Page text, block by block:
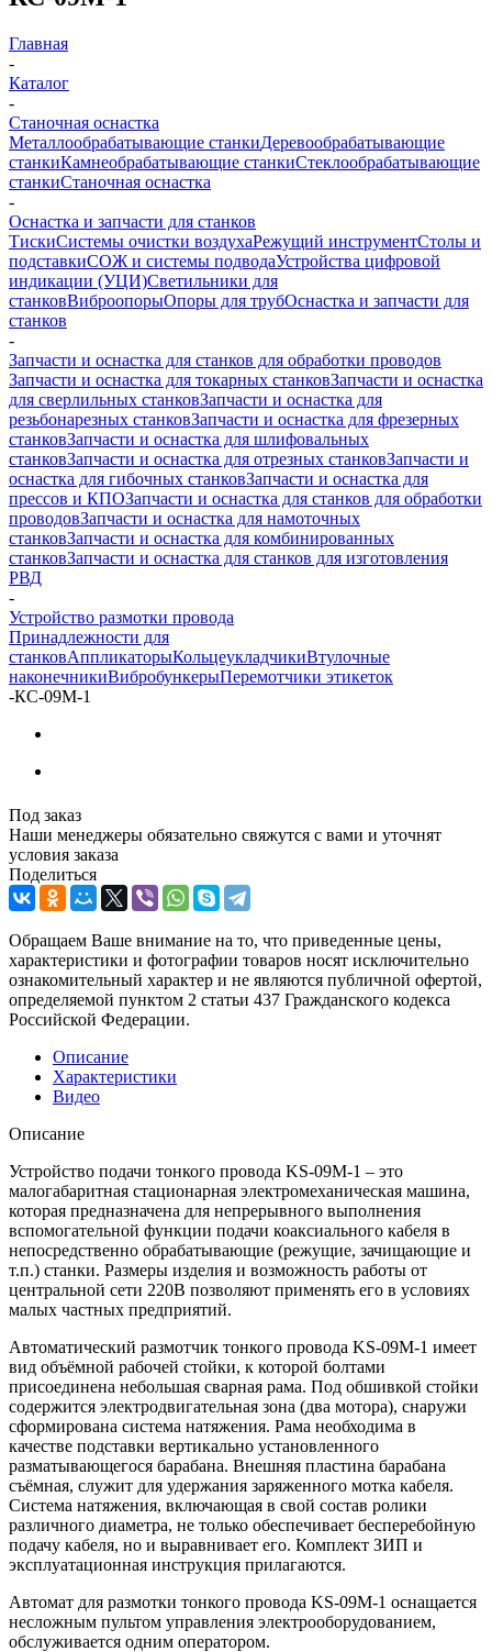
Главная
-
Каталог
-
Станочная оснастка
Металлообрабатывающие станкиДеревообрабатывающие
станкиКамнеобрабатывающие станкиСтеклообрабатывающие
станкиСтаночная оснастка
-
Оснастка и запчасти для станков
ТискиСистемы очистки воздухаРежущий инструментСтолы и
подставкиСОЖ и системы подводаУстройства цифровой
индикации (УЦИ)Светильники для
станковВиброопорыОпоры для трубОснастка и запчасти для
станков
-
Запчасти и оснастка для станков для обработки проводов
Запчасти и оснастка для токарных станковЗапчасти и оснастка
для сверлильных станковЗапчасти и оснастка для
резьбонарезных станковЗапчасти и оснастка для фрезерных
станковЗапчасти и оснастка для шлифовальных
станковЗапчасти и оснастка для отрезных станковЗапчасти и
оснастка для гибочных станковЗапчасти и оснастка для
прессов и КПОЗапчасти и оснастка для станков для обработки
проводовЗапчасти и оснастка для намоточных
станковЗапчасти и оснастка для комбинированных
станковЗапчасти и оснастка для станков для изготовления
РВД
-
Устройство размотки провода
Принадлежности для
станковАппликаторыКольцеукладчикиВтулочные
наконечникиВибробункерыПеремотчики этикеток
-КС-09М-1
Под заказ
Наши менеджеры обязательно свяжутся с вами и уточнят
условия заказа
Поделиться
Обращаем Ваше внимание на то, что приведенные цены,
характеристики и фотографии товаров носят исключительно
ознакомительный характер и не являются публичной офертой,
определяемой пунктом 2 статьи 437 Гражданского кодекса
Российской Федерации.
Описание
Характеристики
Видео
Описание
Устройство подачи тонкого провода KS-09M-1 – это
малогабаритная стационарная электромеханическая машина,
которая предназначена для непрерывного выполнения
вспомогательной функции подачи коаксиального кабеля в
непосредственно обрабатывающие (режущие, зачищающие и
т.п.) станки. Размеры изделия и возможность работы от
центральной сети 220В позволяют применять его в условиях
малых частных предприятий.
Автоматический размотчик тонкого провода KS-09M-1 имеет
вид объёмной рабочей стойки, к которой болтами
присоединена небольшая сварная рама. Под обшивкой стойки
содержится электродвигательная зона (два мотора), снаружи
сформирована система натяжения. Рама необходима в
качестве подставки вертикально установленного
разматывающегося барабана. Внешняя пластина барабана
съёмная, служит для удержания заряженного мотка кабеля.
Система натяжения, включающая в свой состав ролики
различного диаметра, не только обеспечивает бесперебойную
подачу кабеля, но и выравнивает его. Комплект ЗИП и
эксплуатационная инструкция прилагаются.
Автомат для размотки тонкого провода KS-09M-1 оснащается
несложным пультом управления электрооборудованием,
обслуживается одним оператором.